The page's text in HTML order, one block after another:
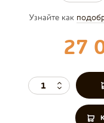
Узнайте как
27